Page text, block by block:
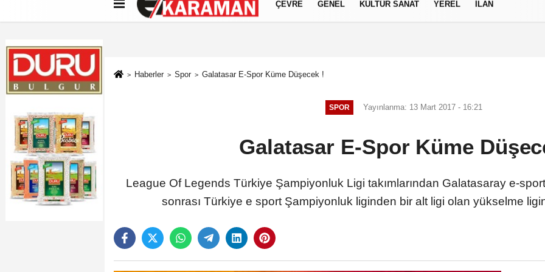
Künye İletişim Çerez Politikası Gizlilik İlkeleri
ÇEVRE GENEL KÜLTÜR SANAT YEREL İLAN
Haberler Spor Galatasar E-Spor Küme Düşecek !
SPOR Yayınlanma: 13 Mart 2017 - 16:21
Galatasar E-Spor Küme
League Of Legends Türkiye Şampiyonluk Ligi takımlarından Galatasaray e-
sonrası Türkiye e sport Şampiyonluk liginden bir alt ligi olan yükselme